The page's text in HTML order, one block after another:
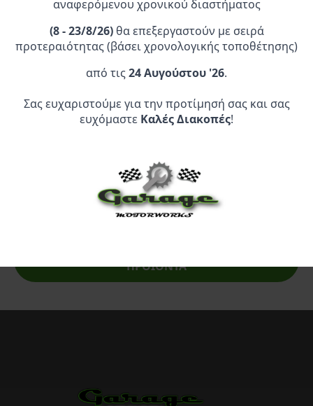
54,50 €.
είναι:
το
προϊόν
έχει
πολλαπλές
παραλλαγές.
επιλογές
μπορούν
στη
σελίδα
του
προϊόντος
Επίσημος Αντιπρόσωπος:
Service Point:
ΠΡΟΪΟΝΤΑ
αναφερόμενου χρονικού διαστήματος
(8 - 23/8/26)θα επεξεργαστούν με σειρά
προτεραιότητας (βάσει χρονολογικής τοποθέτησης)
από τις24 Αυγούστου '26.
Σας ευχαριστούμε για την προτίμησή σας και σας
ευχόμαστε Καλές Διακοπές!